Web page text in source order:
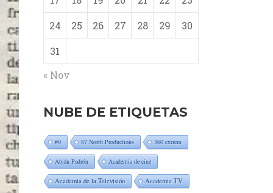
24
25 26 27 28 29
30
31
« Nov
NUBE DE ETIQUETAS
#0 87 North Productions 360 extrem
Abián Padrón Academia de cine
Academia de la Televisión Academia TV